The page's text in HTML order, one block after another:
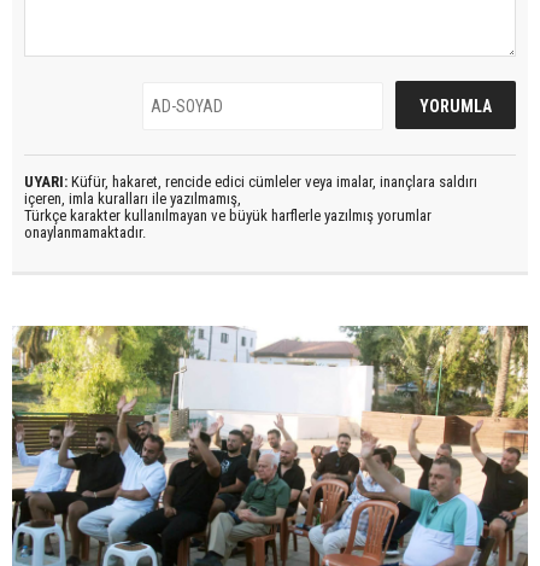
UYARI: Küfür, hakaret, rencide edici cümleler veya imalar, inançlara saldırı
içeren, imla kuralları ile yazılmamış,
Türkçe karakter kullanılmayan ve büyük harflerle yazılmış yorumlar
onaylanmamaktadır.